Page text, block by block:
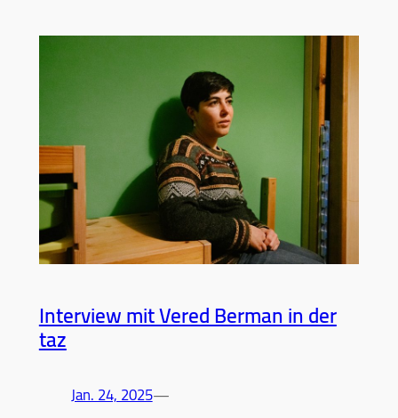
Interview mit Vered Berman in der
taz
Jan. 24, 2025—